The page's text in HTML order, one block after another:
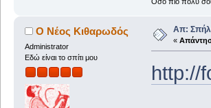
Ο Νέος Κιθαρωδός
Administrator
Εδώ είναι το σπίτι μου
Απ:
«
http://